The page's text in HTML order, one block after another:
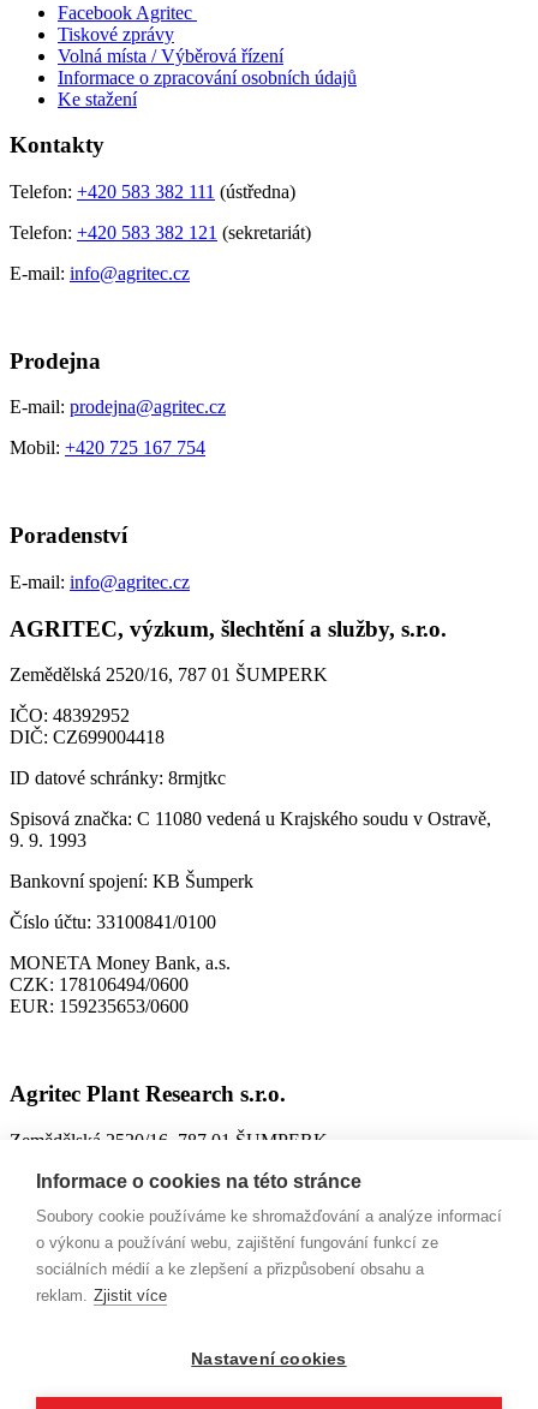
Facebook Agritec
Tiskové zprávy
Volná místa / Výběrová řízení
Informace o zpracování osobních údajů
Ke stažení
Kontakty
Telefon: +420 583 382 111 (ústředna)
Telefon: +420 583 382 121 (sekretariát)
E-mail: info@agritec.cz
Prodejna
E-mail: prodejna@agritec.cz
Mobil: +420 725 167 754
Poradenství
E-mail: info@agritec.cz
AGRITEC, výzkum, šlechtění a služby, s.r.o.
Zemědělská 2520/16, 787 01 ŠUMPERK
IČO: 48392952
DIČ: CZ699004418
ID datové schránky: 8rmjtkc
Spisová značka: C 11080 vedená u Krajského soudu v Ostravě,
9. 9. 1993
Bankovní spojení: KB Šumperk
Číslo účtu: 33100841/0100
MONETA Money Bank, a.s.
CZK: 178106494/0600
EUR: 159235653/0600
Agritec Plant Research s.r.o.
Zemědělská 2520/16, 787 01 ŠUMPERK
IČO:26784246
ID datové schránky:n63jtkm
Spisová značka:
C 26228 vedená u Krajského soudu v Ostravě,
9. 10. 2002
MONETA Money Bank, a.s.
Informace o cookies na této stránce
Soubory cookie používáme ke shromažďování a analýze informací
o výkonu a používání webu, zajištění fungování funkcí ze
sociálních médií a ke zlepšení a přizpůsobení obsahu a
reklam. Zjistit více
Nastavení cookies